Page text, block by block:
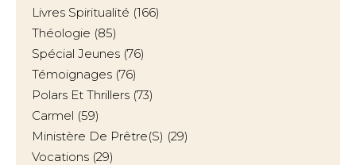
Livres Spiritualité (166)
Théologie (85)
Spécial Jeunes (76)
Témoignages (76)
Polars Et Thrillers (73)
Carmel (59)
Ministère De Prêtre(s) (29)
Vocations (29)